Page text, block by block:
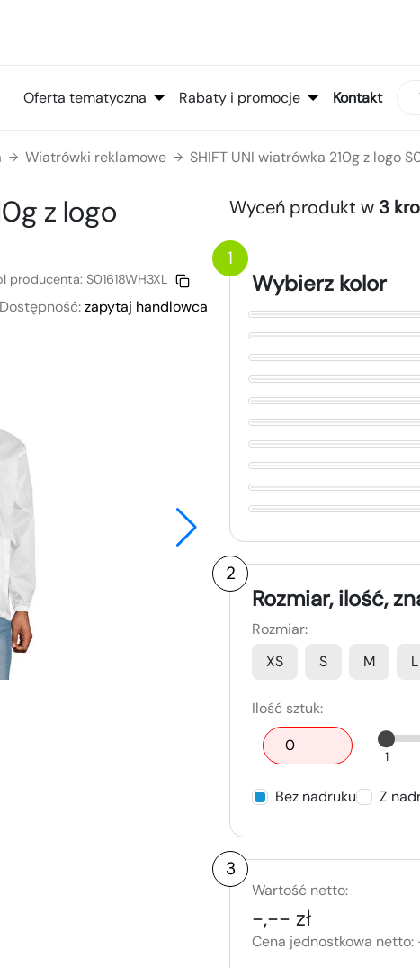
Oferta tematyczna Rabaty i promocje Kontakt
→ Wiatrówki reklamowe → SHIFT UNI wiatrówka 210g z logo
z logo
producenta: S01618WH3XL
Dostępność:zapytaj handlowca
Wyceń produkt w 3
1
Wybierz kolor
2
Rozmiar, ilość,
Rozmiar:
XS
S M L
Ilość sztuk:
1
Bez nadruku Z
3
Wartość netto:
-,-- zł
Cena jednostkowa netto: